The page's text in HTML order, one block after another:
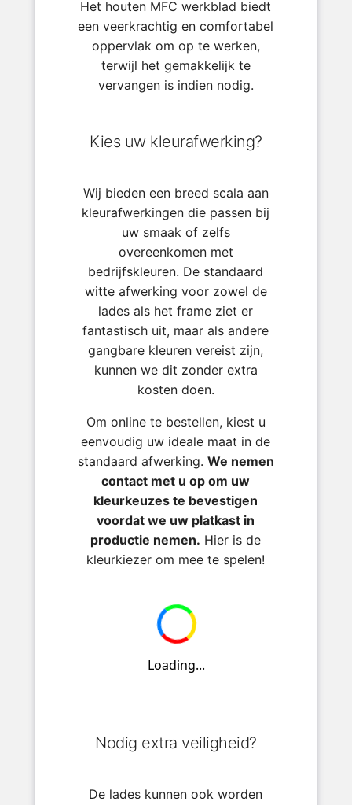
Het houten MFC werkblad biedt
een veerkrachtig en comfortabel
oppervlak om op te werken,
terwijl het gemakkelijk te
vervangen is indien nodig.
Kies uw kleurafwerking?
Wij bieden een breed scala aan
kleurafwerkingen die passen bij
uw smaak of zelfs
overeenkomen met
bedrijfskleuren. De standaard
witte afwerking voor zowel de
lades als het frame ziet er
fantastisch uit, maar als andere
gangbare kleuren vereist zijn,
kunnen we dit zonder extra
kosten doen.
Om online te bestellen, kiest u
eenvoudig uw ideale maat in de
standaard afwerking. We nemen
contact met u op om uw
kleurkeuzes te bevestigen
voordat we uw platkast in
productie nemen. Hier is de
kleurkiezer om mee te spelen!
Nodig extra veiligheid?
De lades kunnen ook worden